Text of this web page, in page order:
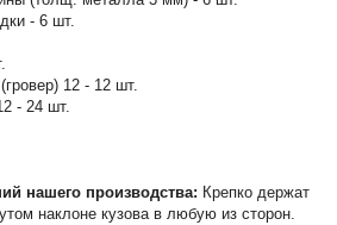
- 6 шт.
12 - 12 шт.
- 24 шт.
нашего производства: Крепко держат
наклоне кузова в любую из сторон.